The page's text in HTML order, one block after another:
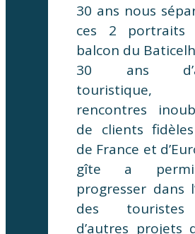
30 ans nous
ces 2 portraits
balcon du
30 ans
rencontres
de clients
de France et
gîte a
progresser dans
des
d’autres projets